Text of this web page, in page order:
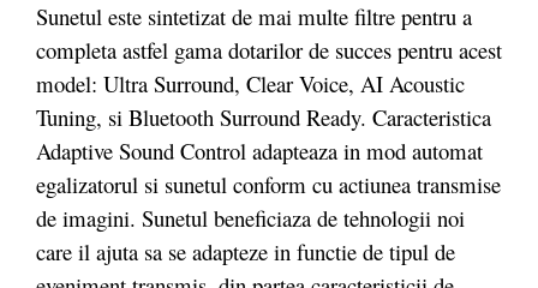
Sunetul este sintetizat de mai multe filtre pentru a
completa astfel gama dotarilor de succes pentru acest
model: Ultra Surround, Clear Voice, AI Acoustic
Tuning, si Bluetooth Surround Ready. Caracteristica
Adaptive Sound Control adapteaza in mod automat
egalizatorul si sunetul conform cu actiunea transmise
de imagini. Sunetul beneficiaza de tehnologii noi
care il ajuta sa se adapteze in functie de tipul de